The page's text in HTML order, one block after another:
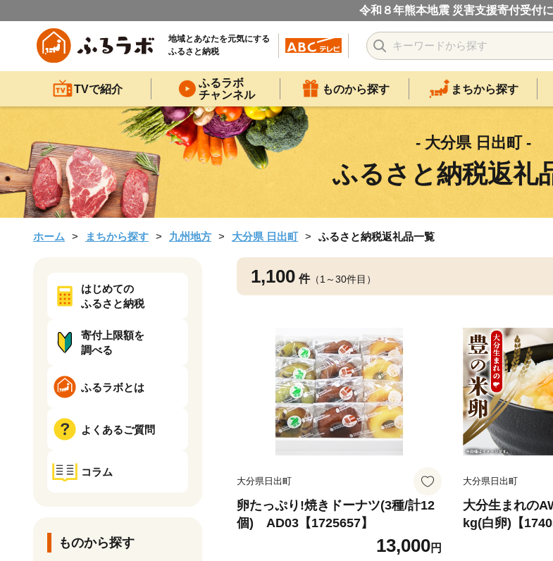
令和８年熊本地震 災害支援寄付受付
地域とあなたを元気にする
ふるさと納税
TVで紹介
ふるラボ
チャンネル
ものから探す まちから探す
- 大分県 日出町 -
ふるさと納税返礼
ホーム まちから探す 九州地方 大分県 日出町 ふるさと納税返礼品一覧
1,100 件（1～30件目）
大分県日出町
卵たっぷり!焼きドーナツ(3種/計12
個) AD03【1725657】
13,000円
大分県日出町
大分生まれの
kg(白卵)【
はじめての
ふるさと納税
寄付上限額を
調べる
ふるラボとは
よくあるご質問
コラム
ものから探す